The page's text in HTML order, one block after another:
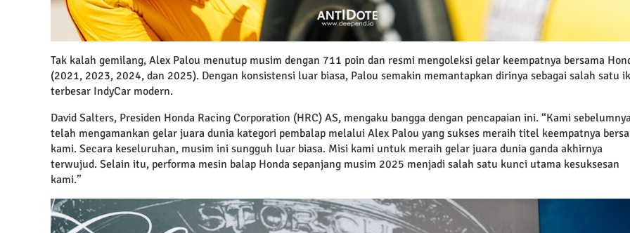
Tak kalah gemilang, Alex Palou menutup musim dengan 711 poin dan resmi mengoleksi gelar keempatnya bersama
(2021, 2023, 2024, dan 2025). Dengan konsistensi luar biasa, Palou semakin memantapkan dirinya sebagai salah satu
terbesar IndyCar modern.
David Salters, Presiden Honda Racing Corporation (HRC) AS, mengaku bangga dengan pencapaian ini. “Kami
telah mengamankan gelar juara dunia kategori pembalap melalui Alex Palou yang sukses meraih titel keempatnya
kami. Secara keseluruhan, musim ini sungguh luar biasa. Misi kami untuk meraih gelar juara dunia ganda akhirnya
terwujud. Selain itu, performa mesin balap Honda sepanjang musim 2025 menjadi salah satu kunci utama kesuksesan
kami.”